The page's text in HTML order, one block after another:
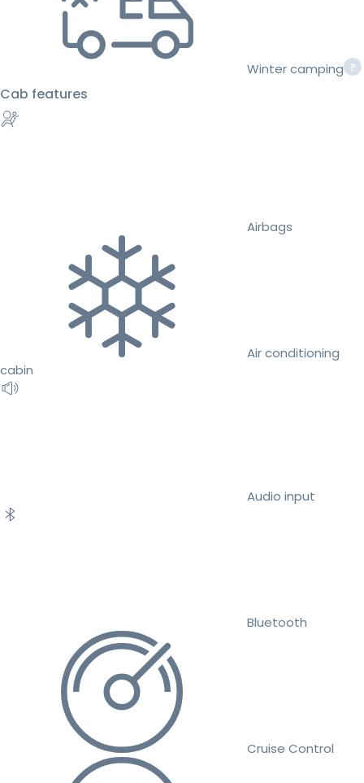
Winter camping
Cab features
Airbags
Air conditioning
cabin
Audio input
Bluetooth
Cruise Control